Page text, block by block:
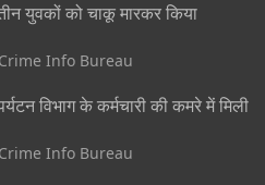
युवकों को चाकू मारकर किया
Info Bureau
विभाग के कर्मचारी की कमरे में मिली
Info Bureau